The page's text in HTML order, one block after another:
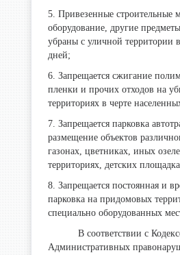
5. Привезенные строительные
оборудование, другие
убраны с уличной территории
дней;
6. Запрещается сжигание
пленки и прочих отходов на
территориях в черте
7. Запрещается парковка
размещение объектов
газонах, цветниках, иных
территориях, детских
8. Запрещается постоянная и
парковка на придомовых
специально оборудованных
В соответствии с
Административных